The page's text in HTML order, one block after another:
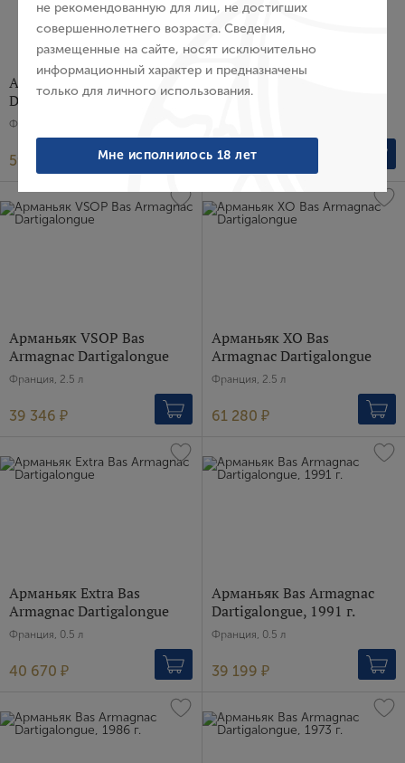
Арманьяк Bas Armagnac
Dartigalongue, 1979 г.
Франция, 0.5 л
59 192 ₽
Арманьяк Bas Armagnac
Dartigalongue, 1981 г.
53 279 ₽
Арманьяк VSOP Bas
Armagnac Dartigalongue
Франция, 2.5 л
39 346 ₽
Арманьяк XO Bas
Armagnac Dartigalongue
Франция, 2.5 л
61 280 ₽
Арманьяк Extra Bas
Armagnac Dartigalongue
Франция, 0.5 л
40 670 ₽
Арманьяк Bas Armagnac
Dartigalongue, 1991 г.
Франция, 0.5 л
39 199 ₽
не рекомендованную для лиц, не достигших
совершеннолетнего возраста. Сведения,
размещенные на сайте, носят исключительно
информационный характер и предназначены
только для личного использования.
Мне исполнилось 18 лет
Пароль
Войти
Создание учетной записи
Зарегистрироваться